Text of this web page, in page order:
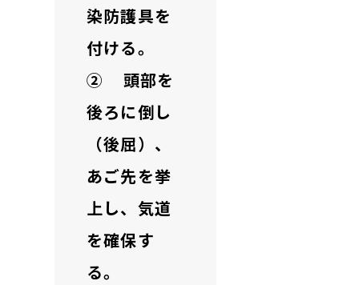
染防護具を
付ける。
② 頭部を
後ろに倒し
（後屈）、
あご先を挙
上し、気道
を確保す
る。